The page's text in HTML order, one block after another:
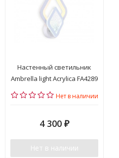
Настенный светильник
Ambrella light Acrylica FA4289
Нет в наличии
4 300 ₽
Нет в наличии